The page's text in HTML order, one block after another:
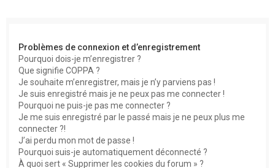
Problèmes de connexion et d’enregistrement
Pourquoi dois-je m’enregistrer ?
Que signifie COPPA ?
Je souhaite m’enregistrer, mais je n’y parviens pas !
Je suis enregistré mais je ne peux pas me connecter !
Pourquoi ne puis-je pas me connecter ?
Je me suis enregistré par le passé mais je ne peux plus me
connecter ?!
J’ai perdu mon mot de passe !
Pourquoi suis-je automatiquement déconnecté ?
À quoi sert « Supprimer les cookies du forum » ?